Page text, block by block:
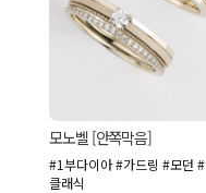
모노벨 [안쪽막음]
#1부다이아 #가드링 #모던 #
클래식